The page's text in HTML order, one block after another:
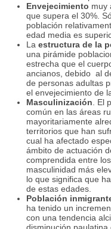
Envejecimiento muy
que supera el 30%.
población
edad media es
La estructura de la
una pirámide
estrecha que el
ancianos, debido al
de personas adultas
el envejecimiento de
Masculinización . El
común en las áreas
mayoritariamente
territorios que han
cual ha afectado
ámbito de actuación
comprendida entre
masculinidad más
lo que significa que
de estas edades.
Población
ha tenido un
con una tendencia